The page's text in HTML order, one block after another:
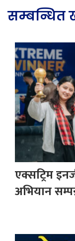
सम्बन्धित
एक्सट्रिम
अभियान